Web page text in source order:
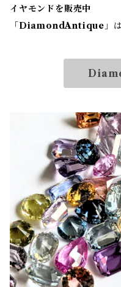
イヤモンドを販売中
「 DiamondAntique 」